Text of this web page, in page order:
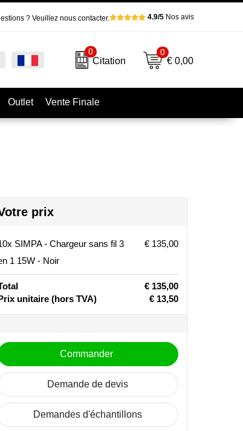
? Veuillez nous contacter. 4.9/5Nos avis
0
Citation
0
€ 0,00
Outlet Vente Finale
prix
SIMPA - Chargeur sans fil 3
1 15W - Noir
€ 135,00
€ 135,00
unitaire(hors TVA) € 13,50
Commander
Demande de devis
Demandes d'échantillons